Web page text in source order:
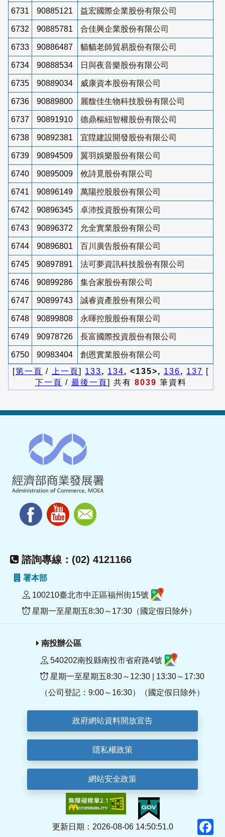
6731 90885121 益宏國際企業股份有限公司
6732 90885781 合佳興企業股份有限公司
6733 90886487 貓貓老師貿易股份有限公司
6734 90888534 日與夜音樂股份有限公司
6735 90889034 威康資本股份有限公司
6736 90889800 麗馥佳生物科技股份有限公司
6737 90891910 德鼎樞紐智權股份有限公司
6738 90892381 宜陞建設開發股份有限公司
6739 90894509 翼羽娛樂股份有限公司
6740 90895009 攸詩覓股份有限公司
6741 90896149 萬陽控股股份有限公司
6742 90896345 卓沛投資股份有限公司
6743 90896372 允全實業股份有限公司
6744 90896801 百川廣告股份有限公司
6745 90897891 法可夢資訊科技股份有限公司
6746 90899286 集合家股份有限公司
6747 90899743 誠睿資產股份有限公司
6748 90899808 永暉控股股份有限公司
6749 90978726 長富國際投資股份有限公司
6750 90983404
創恩實業股份有限公司
[第一頁 / 上一頁] 133, 134, <135>, 136, 137 [
下一頁 / 最後一頁] 共有 8039 筆資料
諮詢專線：(02) 4121166
署本部
100210臺北市中正區福州街15號
星期一至星期五8:30～17:30（國定假日除外）
南投辦公區
540202南投縣南投市省府路4號
星期一至星期五8:30～12:30 | 13:30～17:30
（公司登記：9:00～16:30）（國定假日除外）
政府網站資料開放宣告
隱私權政策
網站安全政策
更新日期：2026-08-06 14:50:51.0